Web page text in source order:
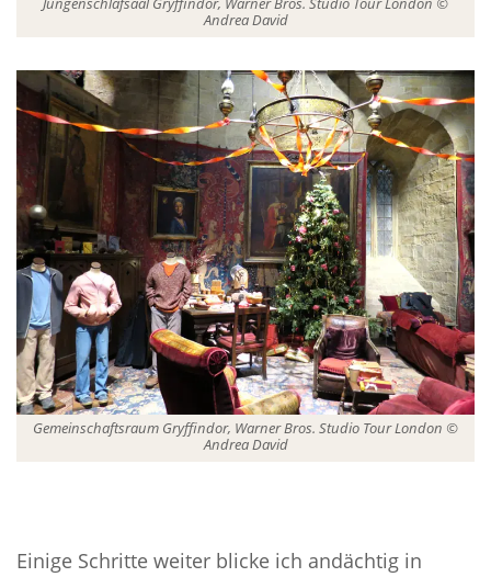
Andrea David
Gemeinschaftsraum Gryffindor, Warner Bros. Studio Tour London ©
Andrea David
Einige Schritte weiter blicke ich andächtig in